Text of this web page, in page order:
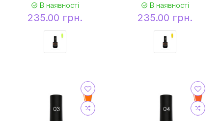
В наявності
235.00 грн.
В наявності
235.00 грн.